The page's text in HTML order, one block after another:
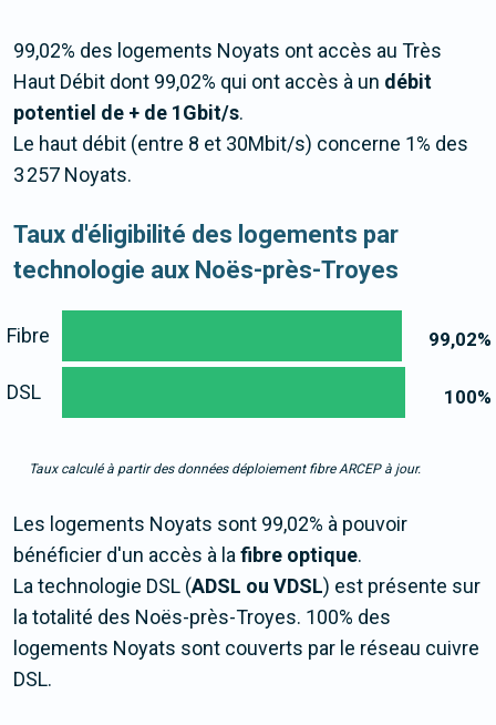
99,02% des logements Noyats ont accès au Très
Haut Débit dont 99,02% qui ont accès à un débit
potentiel de + de 1Gbit/s.
Le haut débit (entre 8 et 30Mbit/s) concerne 1% des
3 257 Noyats.
Taux d'éligibilité des logements par
technologie aux Noës-près-Troyes
99,02%
100%
Fibre
DSL
Taux calculé à partir des données déploiement fibre ARCEP à jour.
Les logements Noyats sont 99,02% à pouvoir
bénéficier d'un accès à lafibre optique.
La technologie DSL (ADSL ou VDSL) est présente sur
la totalité des Noës-près-Troyes. 100% des
logements Noyats sont couverts par le réseau cuivre
DSL.